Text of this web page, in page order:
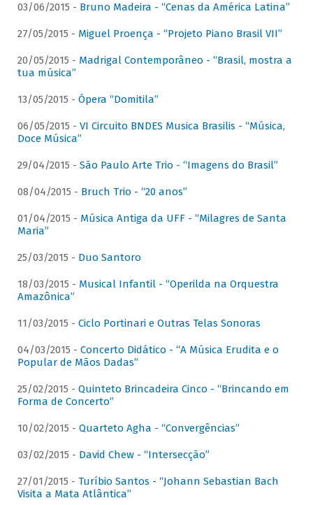
03/06/2015 - Bruno Madeira - “Cenas da América Latina”
27/05/2015 - Miguel Proença - “Projeto Piano Brasil VII”
20/05/2015 - Madrigal Contemporâneo - “Brasil, mostra a
tua música”
13/05/2015 - Ópera “Domitila”
06/05/2015 - VI Circuito BNDES Musica Brasilis - “Música,
Doce Música”
29/04/2015 - São Paulo Arte Trio - “Imagens do Brasil”
08/04/2015 - Bruch Trio - “20 anos”
01/04/2015 - Música Antiga da UFF - “Milagres de Santa
Maria”
25/03/2015 - Duo Santoro
18/03/2015 - Musical Infantil - “Operilda na Orquestra
Amazônica”
11/03/2015 - Ciclo Portinari e Outras Telas Sonoras
04/03/2015 - Concerto Didático - “A Música Erudita e o
Popular de Mãos Dadas”
25/02/2015 - Quinteto Brincadeira Cinco - “Brincando em
Forma de Concerto”
10/02/2015 - Quarteto Agha - “Convergências”
03/02/2015 - David Chew - “Intersecção”
27/01/2015 - Turíbio Santos - “Johann Sebastian Bach
Visita a Mata Atlântica”